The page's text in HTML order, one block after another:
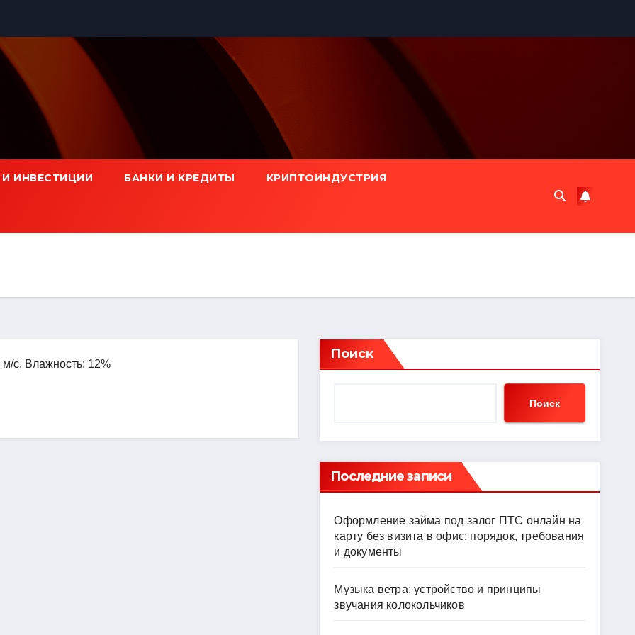
И ИНВЕСТИЦИИ БАНКИ И КРЕДИТЫ КРИПТОИНДУСТРИЯ
с, Влажность: 12%
Поиск
Поиск
Последние записи
Оформление займа под залог ПТС онлайн на
карту без визита в офис: порядок, требования
и документы
Музыка ветра: устройство и принципы
звучания колокольчиков